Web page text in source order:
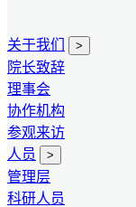
关于我们 >
院长致辞
理事会
协作机构
参观来访
人员
>
管理层
科研人员